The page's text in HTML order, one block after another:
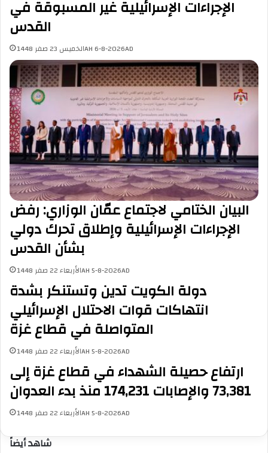
الإجراءات الإسرائيلية غير المسبوقة في
القدس
الخميس 23 صفر 1448AH 6-8-2026AD
البيان الختامي لاجتماع عمّان الوزاري: رفض
الإجراءات الإسرائيلية وإطلاق تحرك دولي
بشأن القدس
الأربعاء 22 صفر 1448AH 5-8-2026AD
دولة الكويت تدين وتستنكر بشدة
انتهاكات قوات الاحتلال الإسرائيلي
المتواصلة في قطاع غزة
الأربعاء 22 صفر 1448AH 5-8-2026AD
ارتفاع حصيلة الشهداء في قطاع غزة إلى
73,381 والإصابات 174,231 منذ بدء العدوان
الأربعاء 22 صفر 1448AH 5-8-2026AD
شاهد أيضاً